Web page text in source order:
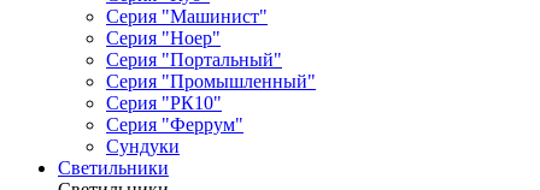
Серия "Машинист"
Серия "Ноер"
Серия "Портальный"
Серия "Промышленный"
Серия "РК10"
Серия "Феррум"
Сундуки
Светильники